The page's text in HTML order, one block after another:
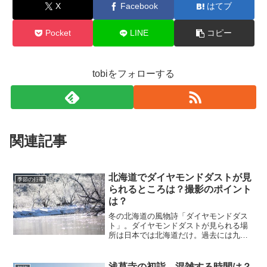
X Facebook はてブ
Pocket LINE コピー
tobiをフォローする
関連記事
季節の行事
北海道でダイヤモンドダストが見
られるところは？撮影のポイント
は？
冬の北海道の風物詩「ダイヤモンドダス
ト」。ダイヤモンドダストが見られる場
所は日本では北海道だけ。過去には九州
を見ることが出来るのはほぼ無いといっ